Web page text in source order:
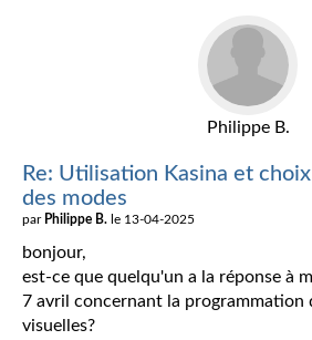
Philippe B.
Re: Utilisation Kasina et choix
des modes
par Philippe B. le 13-04-2025
bonjour,
est-ce que quelqu'un a la réponse à
7 avril concernant la programmation
visuelles?